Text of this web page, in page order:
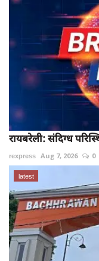
रायबरेली: संदिग्ध
rexpress Aug 7, 2026 0
latest